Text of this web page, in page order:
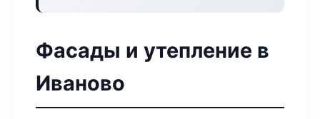
Фасады и утепление в
Иваново